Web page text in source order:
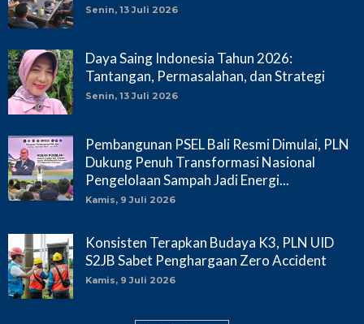
Senin, 13 Juli 2026
Daya Saing Indonesia Tahun 2026:
Tantangan, Permasalahan, dan Strategi
Senin, 13 Juli 2026
Pembangunan PSEL Bali Resmi Dimulai, PLN
Dukung Penuh Transformasi Nasional
Pengelolaan Sampah Jadi Energi...
Kamis, 9 Juli 2026
Konsisten Terapkan Budaya K3, PLN UID
S2JB Sabet Penghargaan Zero Accident
Kamis, 9 Juli 2026